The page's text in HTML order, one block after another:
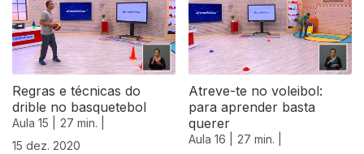
Regras e técnicas do
drible no basquetebol
Aula 15 |
27 min. |
15 dez. 2020
Atreve-te no voleibol:
para aprender basta
querer
Aula 16 |
27 min. |